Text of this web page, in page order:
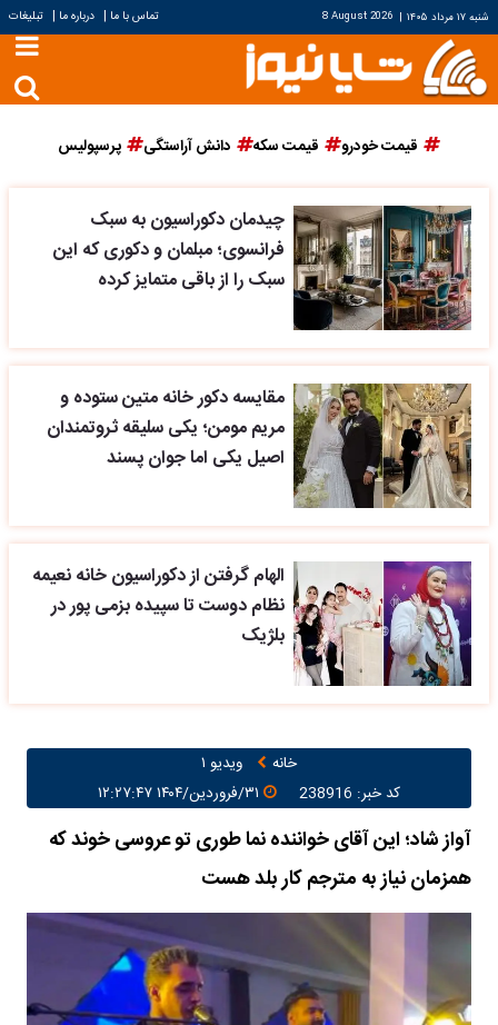
شنبه ۱۷ مرداد ۱۴۰۵ |
8 August 2026 تماس با ما | درباره ما | تبلیغات
قیمت خودرو قیمت سکه دانش آراستگی پرسپولیس
چیدمان دکوراسیون به سبک
فرانسوی؛ مبلمان و دکوری که این
سبک را از باقی متمایز کرده
مقایسه دکور خانه متین ستوده و
مریم مومن؛ یکی سلیقه ثروتمندان
اصیل یکی اما جوان پسند
الهام گرفتن از دکوراسیون خانه نعیمه
نظام دوست تا سپیده بزمی پور در
بلژیک
خانه
ویدیو ۱
کد خبر: 238916
آواز شاد؛ این آقای خواننده نما طوری تو عروسی خوند که
همزمان نیاز به مترجم کار بلد هست